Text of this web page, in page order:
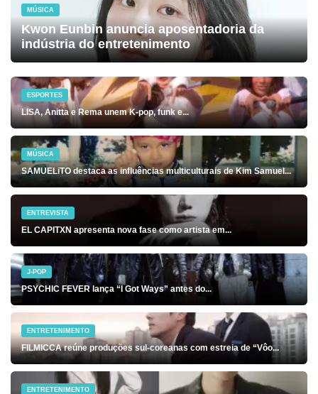
MÚSICA
Kwon Eunbin anuncia aposentadoria da
indústria do entretenimento
ESPORTES
LISA, Anitta e Rema unem K-pop, funk e...
MÚSICA
SAMUELiTO destaca as influências multiculturais de Kim Samuel...
ENTREVISTA
EL CAPITXN apresenta nova fase como artista em...
J-POP
PSYCHIC FEVER lança “I Got Ways” antes do...
ENTRETENIMENTO
FILMICCA reúne produções sul-coreanas com estreia de “Vôo...
ENTRETENIMENTO